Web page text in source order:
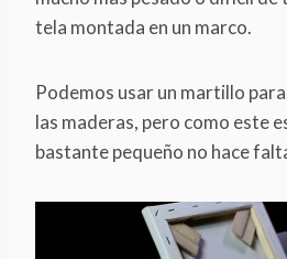
tela montada en un marco.
Podemos usar un martillo
las maderas, pero como este
bastante pequeño no hace